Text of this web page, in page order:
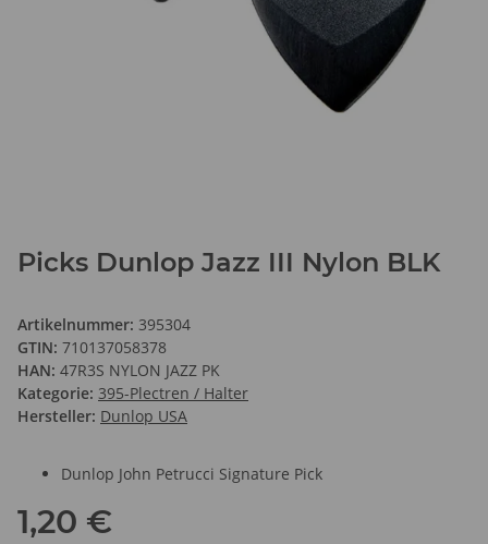
Picks Dunlop Jazz III Nylon BLK
Artikelnummer: 395304
GTIN: 710137058378
HAN: 47R3S NYLON JAZZ PK
Kategorie: 395-Plectren / Halter
Hersteller: Dunlop USA
Dunlop John Petrucci Signature Pick
1,20 €